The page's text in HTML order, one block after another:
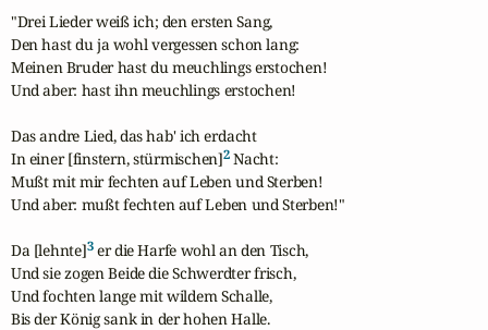
"Drei Lieder weiß ich; den ersten Sang,
Den hast du ja wohl vergessen schon lang:
Meinen Bruder hast du meuchlings erstochen!
Und aber: hast ihn meuchlings erstochen!
Das andre Lied, das hab' ich erdacht
In einer [finstern, stürmischen]2 Nacht:
Mußt mit mir fechten auf Leben und Sterben!
Und aber: mußt fechten auf Leben und Sterben!"
Da [lehnte]3 er die Harfe wohl an den Tisch,
Und sie zogen Beide die Schwerdter frisch,
Und fochten lange mit wildem Schalle,
Bis der König sank in der hohen Halle.